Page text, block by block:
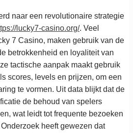
naar een revolutionaire strategie
lucky7-casino.org/. Veel
7 Casino, maken gebruik van de
betrokkenheid en loyaliteit van
tactische aanpak maakt gebruik
scores, levels en prijzen, om een
te vormen. Uit data blijkt dat de
de behoud van spelers
wat leidt tot frequente bezoeken
heeft gewezen dat